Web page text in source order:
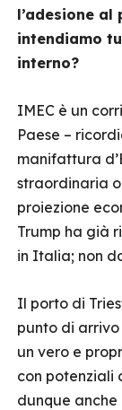
l’adesione
intendiamo
interno?
IMEC è un
Paese –
manifattura
straordinaria
proiezione
Trump ha già
in Italia; non
Il porto di
punto di
un vero e
con potenziali
dunque anche